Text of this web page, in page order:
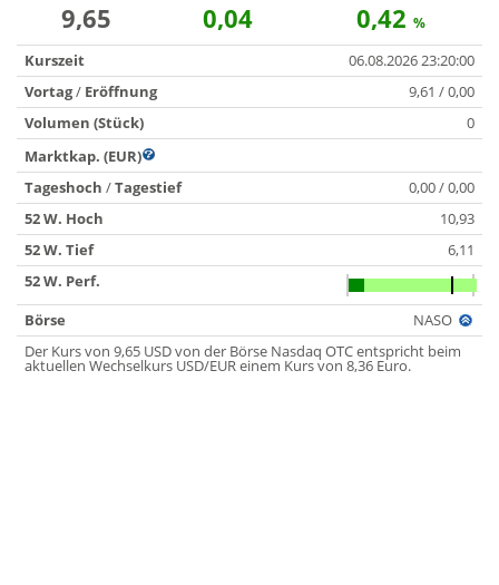
9,65 0,04 0,42 %
Kurszeit
06.08.2026 23:20:00
Vortag/ Eröffnung
9,61 / 0,00
Volumen (Stück)
0
Marktkap. (EUR)
Tageshoch /Tagestief
0,00 / 0,00
52 W. Hoch
10,93
52 W. Tief
6,11
52 W. Perf.
Börse
NASO
Der Kurs von 9,65 USD von der Börse Nasdaq OTC entspricht beim
aktuellen Wechselkurs USD/EUR einem Kurs von 8,36 Euro.